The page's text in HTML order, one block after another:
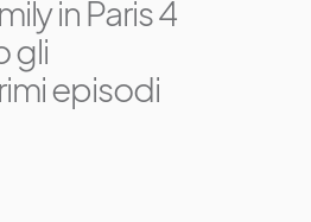
in Paris 4
gli
episodi